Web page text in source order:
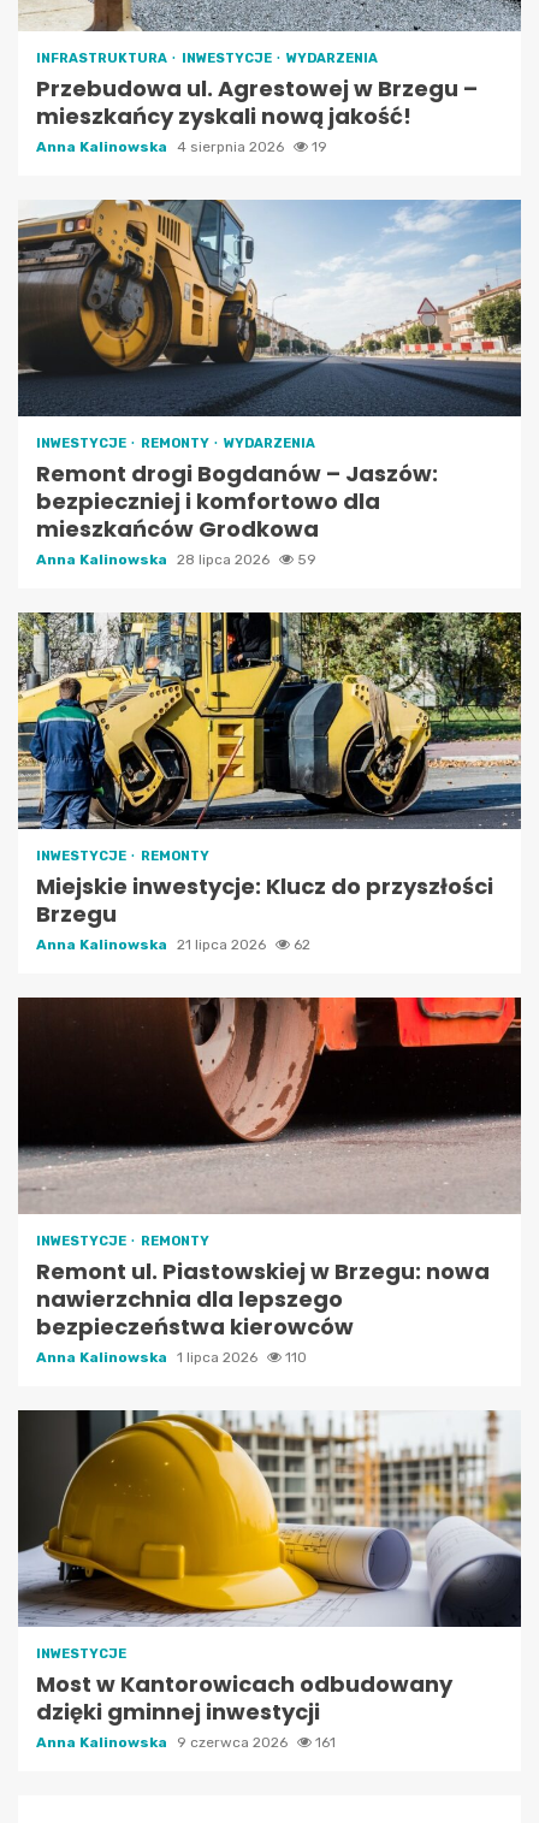
INFRASTRUKTURA INWESTYCJE WYDARZENIA
Przebudowa ul. Agrestowej w Brzegu –
mieszkańcy zyskali nową jakość!
Anna Kalinowska 4 sierpnia 2026 19
INWESTYCJE REMONTY WYDARZENIA
Remont drogi Bogdanów – Jaszów:
bezpieczniej i komfortowo dla
mieszkańców Grodkowa
Anna Kalinowska 28 lipca 2026 59
INWESTYCJE REMONTY
Miejskie inwestycje: Klucz do przyszłości
Brzegu
Anna Kalinowska 21 lipca 2026 62
INWESTYCJE REMONTY
Remont ul. Piastowskiej w Brzegu: nowa
nawierzchnia dla lepszego
bezpieczeństwa kierowców
Anna Kalinowska 1 lipca 2026 110
INWESTYCJE
Most w Kantorowicach odbudowany
dzięki gminnej inwestycji
Anna Kalinowska 9 czerwca 2026 161